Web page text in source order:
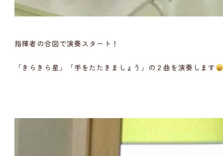
指揮者の合図で演奏スタート！
「きらきら星」「手をたたきましょう」の２曲を演奏します